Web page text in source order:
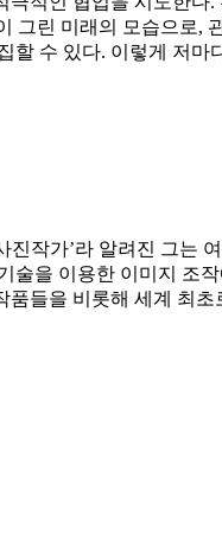
그린 미래의 모습으로
수 있다. 이렇게 저
작가’라 알려진 그는
을 이용한 이미지 조
들을 비롯해 세계 최